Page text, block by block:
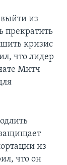
из
прекратить
кризис
что лидер
Митч
из
что он